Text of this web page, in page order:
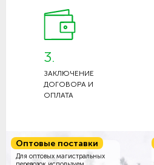
3.
ЗАКЛЮЧЕНИЕ
ДОГОВОРА И
ОПЛАТА
Оптовые поставки
Для оптовых магистральных